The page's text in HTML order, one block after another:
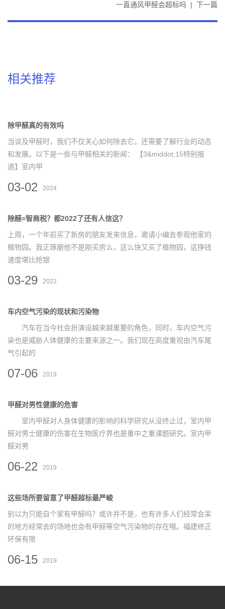
一直通风甲醛会超标吗 | 下一篇
相关推荐
除甲醛真的有效吗
当谈及甲醛时，我们不仅关心如何除去它，还需要了解行业的动态
和发展。以下是一些与甲醛相关的新闻： 【3&middot;15特别报
道】室内甲
03-02 2024
除醛=智商税？都2022了还有人信这？
上周，一个年前买了新房的朋友发来信息，邀请小编去参观他家的
植物园。我正琢磨他不是刚买房么，这么快又买了植物园，这挣钱
速度堪比抢银
03-29 2022
车内空气污染的现状和污染物
汽车在当今社会扮演设越来越重要的角色，同时，车内空气污
染也是威胁人体健康的主要来源之一。我们现在高度重视由汽车尾
气引起的
07-06 2019
甲醛对男性健康的危害
室内甲醛对人身体健康的影响的科学研究从没终止过，室内甲
醛对男士健康的伤害在生物医疗界也是重中之重课题研究。室内甲
醛对男
06-22 2019
这些场所要留意了甲醛超标最严峻
别以为只能自个家有甲醛吗？或许并不是，也有许多人们经常会呆
的地方经常去的场地也会有甲醛等空气污染物的存在哦。福建修正
环保有限
06-15 2019